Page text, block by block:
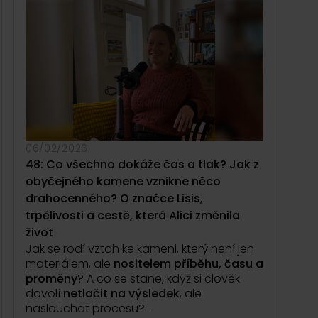
odstartoval cestu ke sportovnímu
oblečení. Takovému, které má být
funkční, kvalitní a hlavně navržené tak,
aby neskončilo zapomenuté v šuplíku.
Proč bylo tak těžké najít materiál, který
opravdu funguje? A jak to, že vyladit
technologii tisku, střihy i detaily jako
vysoký pas nebo kapsu na telefon trvalo
téměř rok?
Řeč přijde také na rozhodnutí pustit se do
značky naplno, nakomunitu
ambasadorů, kteří oblečení testují při
závodech a maratonech, i na zvláštní
moment, který Pavlu potkal přímo u stánku
naDyzajn marketu
Co uděláte, když k vám přijde neznámý
muž s dlouhými vlasy a vousy a zeptá se:
„Víte, kdo já jsem?“
A jak se z takového setkání může stát
06/02/2026
48: Co všechno dokáže čas a tlak? Jak z
obyčejného kamene vznikne něco
drahocenného? O značce Lisis,
trpělivosti a cestě, která Alici změnila
život
Jak se rodí vztah ke kameni, který není jen
materiálem, ale nositelem příběhu, času a
proměny? A co se stane, když si člověk
dovolí netlačit na výsledek, ale
naslouchat procesu?